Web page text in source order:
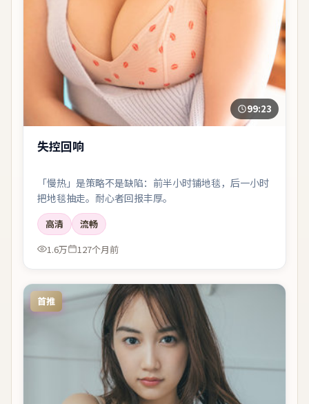
99:23
失控回响
「慢热」是策略不是缺陷：前半小时铺地毯，后一小时
把地毯抽走。耐心者回报丰厚。
高清
流畅
1.6万
127个月前
首推